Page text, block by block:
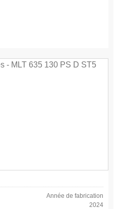
Année de fabrication
2024